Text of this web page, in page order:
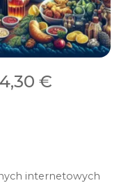
€
internetowych